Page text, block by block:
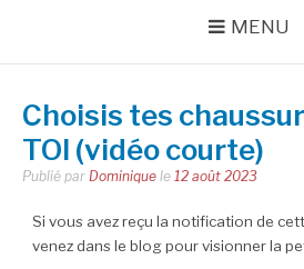
MENU
Choisis tes
TOI (vidéo courte)
Publié par Dominique le 12 août 2023
Si vous avez reçu la notification de
venez dans le blog pour visionner la